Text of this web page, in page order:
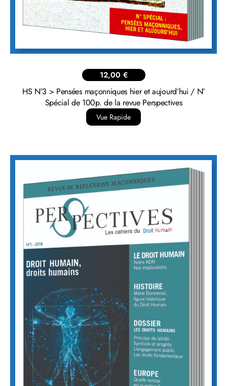
12,00 €
HS N°3 > Pensées maçonniques hier et aujourd’hui / N°
Spécial de 100p. de la revue Perspectives
Vue Rapide